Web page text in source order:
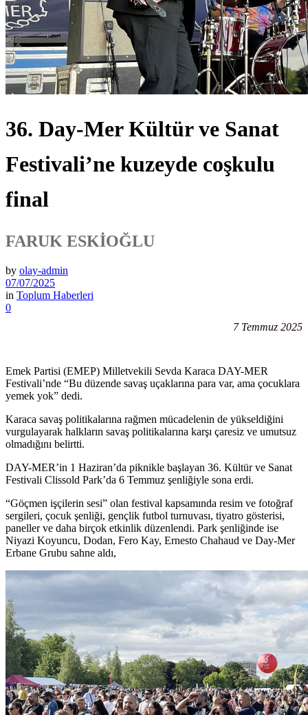
36. Day-Mer Kültür ve Sanat
Festivali’ne kuzeyde coşkulu
final
FARUK ESKİOĞLU
by olay-admin
07/07/2025
in Toplum Haberleri
0
7 Temmuz 2025
Emek Partisi (EMEP) Milletvekili Sevda Karaca DAY-MER
Festivali’nde “Bu düzende savaş uçaklarına para var, ama çocuklara
yemek yok” dedi.
Karaca savaş politikalarına rağmen mücadelenin de yükseldiğini
vurgulayarak halkların savaş politikalarına karşı çaresiz ve umutsuz
olmadığını belirtti.
DAY-MER’in 1 Haziran’da piknikle başlayan 36. Kültür ve Sanat
Festivali Clissold Park’da 6 Temmuz şenliğiyle sona erdi.
“Göçmen işçilerin sesi” olan festival kapsamında resim ve fotoğraf
sergileri, çocuk şenliği, gençlik futbol turnuvası, tiyatro gösterisi,
paneller ve daha birçok etkinlik düzenlendi. Park şenliğinde ise
Niyazi Koyuncu, Dodan, Fero Kay, Ernesto Chahaud ve Day-Mer
Erbane Grubu sahne aldı,